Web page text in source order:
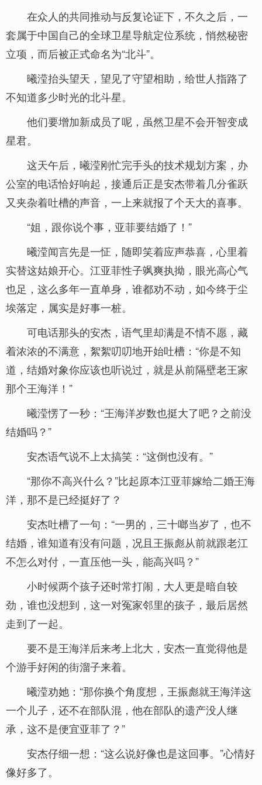
在众人的共同推动与反复论证下，不久之后，一
套属于中国自己的全球卫星导航定位系统，悄然秘密
立项，而后被正式命名为“北斗”。
曦滢抬头望天，望见了守望相助，给世人指路了
不知道多少时光的北斗星。
他们要增加新成员了呢，虽然卫星不会开智变成
星君。
这天午后，曦滢刚忙完手头的技术规划方案，办
公室的电话恰好响起，接通后正是安杰带着几分雀跃
又夹杂着吐槽的声音，一上来就报了个天大的喜事。
“姐，跟你说个事，亚菲要结婚了！”
曦滢闻言先是一怔，随即笑着应声恭喜，心里着
实替这姑娘开心。江亚菲性子飒爽执拗，眼光高心气
也足，这么多年一直单身，谁都劝不动，如今终于尘
埃落定，属实是好事一桩。
可电话那头的安杰，语气里却满是不情不愿，藏
着浓浓的不满意，絮絮叨叨地开始吐槽：“你是不知
道，结婚对象你应该也听说过，就是从前隔壁老王家
那个王海洋！”
曦滢愣了一秒：“王海洋岁数也挺大了吧？之前没
结婚吗？”
安杰语气说不上太搞笑：“这倒也没有。”
“那你不高兴什么？”比起原本江亚菲嫁给二婚王海
洋，那不是已经挺好了？
安杰吐槽了一句：“一男的，三十啷当岁了，也不
结婚，谁知道有没有问题，况且王振彪从前就跟老江
不怎么对付，一直压他一头，能高兴吗？”
小时候两个孩子还时常打闹，大人更是暗自较
劲，谁也没想到，这一对冤家邻里的孩子，最后居然
走到了一起。
要不是王海洋后来考上北大，安杰一直觉得他是
个游手好闲的街溜子来着。
曦滢劝她：“那你换个角度想，王振彪就王海洋这
一个儿子，还不在部队混，他在部队的遗产没人继
承，这不是便宜亚菲了？”
安杰仔细一想：“这么说好像也是这回事。”心情好
像好多了。